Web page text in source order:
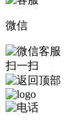
微信
扫一扫